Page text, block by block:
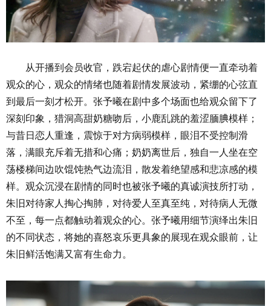
从开播到会员收官，跌宕起伏的虐心剧情便一直牵动着
观众的心，观众的情绪也随着剧情发展波动，紧绷的心弦直
到最后一刻才松开。张予曦在剧中多个场面也给观众留下了
深刻印象，猎洞高甜奶糖吻后，小鹿乱跳的羞涩腼腆模样；
与昔日恋人重逢，震惊于对方病弱模样，眼泪不受控制滑
落，满眼充斥着无措和心痛；奶奶离世后，独自一人坐在空
荡楼梯间边吹馄饨热气边流泪，散发着绝望感和悲凉感的模
样。观众沉浸在剧情的同时也被张予曦的真诚演技所打动，
朱旧对待家人掏心掏肺，对待爱人至真至纯，对待病人无微
不至，每一点都触动着观众的心。张予曦用细节演绎出朱旧
的不同状态，将她的喜怒哀乐更具象的展现在观众眼前，让
朱旧鲜活饱满又富有生命力。